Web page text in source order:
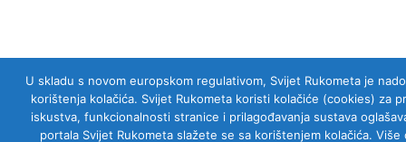
U skladu s novom europskom regulativom, Svijet Rukometa je
korištenja kolačića. Svijet Rukometa koristi kolačiće (cookies) za
iskustva, funkcionalnosti stranice i prilagođavanja sustava
portala Svijet Rukometa slažete se sa korištenjem kolačića.